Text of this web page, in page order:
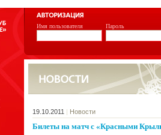
Имя пользователя Пароль
19.10.2011 | Новости
Билеты на матч с «Красными